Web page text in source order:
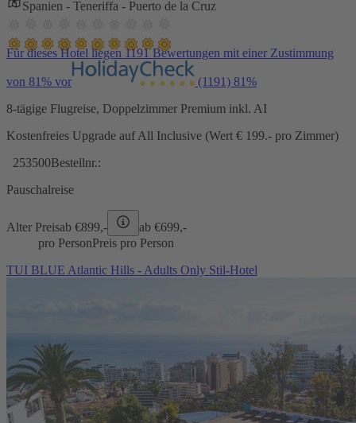
Spanien - Teneriffa - Puerto de la Cruz
Für dieses Hotel liegen 1191 Bewertungen mit einer Zustimmung
von 81% vor (1191) 81%
8-tägige Flugreise, Doppelzimmer Premium inkl. AI
Kostenfreies Upgrade auf All Inclusive (Wert € 199.- pro Zimmer)
253500Bestellnr.:
Pauschalreise
Alter Preisab €899,- ab €699,-
pro PersonPreis pro Person
TUI BLUE Atlantic Hills - Adults Only Stil-Hotel